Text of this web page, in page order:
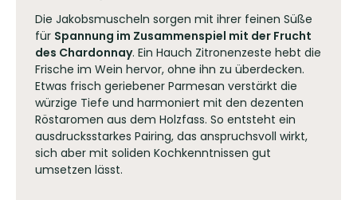
Die Jakobsmuscheln sorgen mit ihrer feinen Süße
für Spannung im Zusammenspiel mit der Frucht
des Chardonnay. Ein Hauch Zitronenzeste hebt die
Frische im Wein hervor, ohne ihn zu überdecken.
Etwas frisch geriebener Parmesan verstärkt die
würzige Tiefe und harmoniert mit den dezenten
Röstaromen aus dem Holzfass. So entsteht ein
ausdrucksstarkes Pairing, das anspruchsvoll wirkt,
sich aber mit soliden Kochkenntnissen gut
umsetzen lässt.